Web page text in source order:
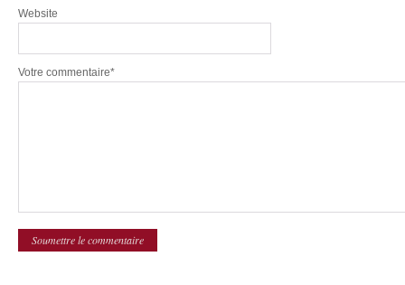
Website
Votre commentaire*